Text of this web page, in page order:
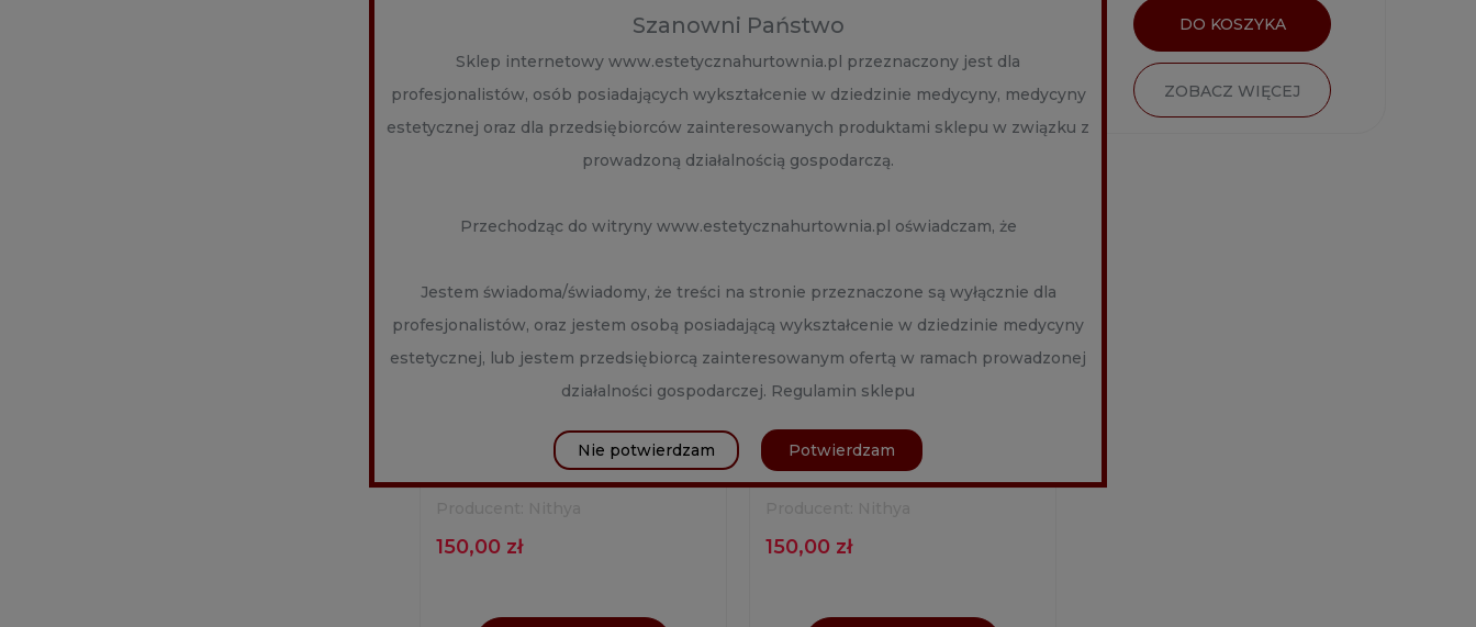
ZOBACZ WIĘCEJ ZOBACZ WIĘCEJ
DO KOSZYKA
ZOBACZ WIĘCEJ
NITHYA SMOOTH (1X5ML)
150,00 zł
NITHYA STIMULATE (1X5ML)
150,00 zł
nowość
Szanowni Państwo
Sklep internetowy www.estetycznahurtownia.pl przeznaczony jest dla
profesjonalistów, osób posiadających wykształcenie w dziedzinie medycyny, medycyny
estetycznej oraz dla przedsiębiorców zainteresowanych produktami sklepu w związku z
prowadzoną działalnością gospodarczą.
Przechodząc do witryny www.estetycznahurtownia.pl oświadczam, że
Jestem świadoma/świadomy, że treści na stronie przeznaczone są wyłącznie dla
profesjonalistów, oraz jestem osobą posiadającą wykształcenie w dziedzinie medycyny
estetycznej, lub jestem przedsiębiorcą zainteresowanym ofertą w ramach prowadzonej
działalności gospodarczej. Regulamin sklepu
Nie potwierdzam Potwierdzam